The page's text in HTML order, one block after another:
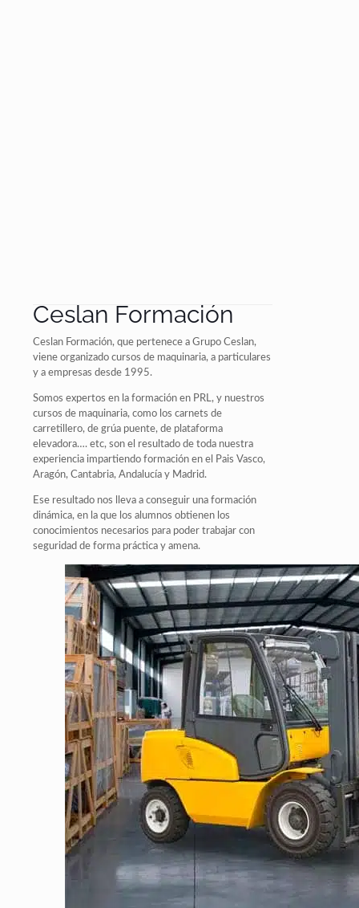
Ceslan Formación
Ceslan Formación, que pertenece a Grupo Ceslan,
viene organizado cursos de maquinaria, a particulares
y a empresas desde 1995.
Somos expertos en la formación en PRL, y nuestros
cursos de maquinaria, como los carnets de
carretillero, de grúa puente, de plataforma
elevadora…. etc, son el resultado de toda nuestra
experiencia impartiendo formación en el Pais Vasco,
Aragón, Cantabria, Andalucía y Madrid.
Ese resultado nos lleva a conseguir una formación
dinámica, en la que los alumnos obtienen los
conocimientos necesarios para poder trabajar con
seguridad de forma práctica y amena.